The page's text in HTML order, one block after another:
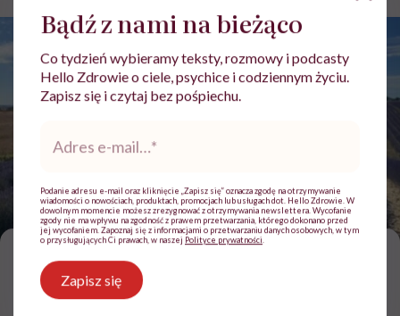
Kamila Kamińska z córką Jaśminą/ fot. archiwum prywatne
D ługie karmienie kojarzy się z tym, że
dziecko tobą zawładnęło i ty jesteś nie
Bądź z nami na bieżąco
Co tydzień wybieramy teksty, rozmowy i podcasty
Hello Zdrowie o ciele, psychice i codziennym życiu.
Zapisz się i czytaj bez pośpiechu.
*
Podanie adresu e-mail oraz kliknięcie „Zapisz się” oznacza zgodę na otrzymywanie
wiadomości o nowościach, produktach, promocjach lub usługach dot. Hello Zdrowie. W
dowolnym momencie możesz zrezygnować z otrzymywania newslettera. Wycofanie
zgody nie ma wpływu na zgodność z prawem przetwarzania, którego dokonano przed
jej wycofaniem. Zapoznaj się z informacjami o przetwarzaniu danych osobowych, w tym
o przysługujących Ci prawach, w naszej Polityce prywatności
Zapisz się